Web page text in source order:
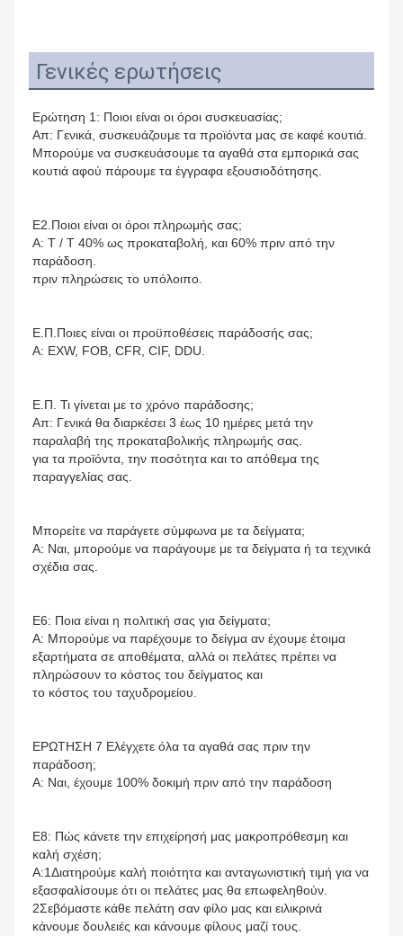
Γενικές ερωτήσεις
Ερώτηση 1: Ποιοι είναι οι όροι συσκευασίας;
Απ: Γενικά, συσκευάζουμε τα προϊόντα μας σε καφέ κουτιά.
Μπορούμε να συσκευάσουμε τα αγαθά στα εμπορικά σας
κουτιά αφού πάρουμε τα έγγραφα εξουσιοδότησης.
Ε2.Ποιοι είναι οι όροι πληρωμής σας;
Α: T / T 40% ως προκαταβολή, και 60% πριν από την
παράδοση.
πριν πληρώσεις το υπόλοιπο.
Ε.Π.Ποιες είναι οι προϋποθέσεις παράδοσής σας;
Α: EXW, FOB, CFR, CIF, DDU.
Ε.Π. Τι γίνεται με το χρόνο παράδοσης;
Απ: Γενικά θα διαρκέσει 3 έως 10 ημέρες μετά την
παραλαβή της προκαταβολικής πληρωμής σας.
για τα προϊόντα, την ποσότητα και το απόθεμα της
παραγγελίας σας.
Μπορείτε να παράγετε σύμφωνα με τα δείγματα;
Α: Ναι, μπορούμε να παράγουμε με τα δείγματα ή τα τεχνικά
σχέδια σας.
Ε6: Ποια είναι η πολιτική σας για δείγματα;
Α: Μπορούμε να παρέχουμε το δείγμα αν έχουμε έτοιμα
εξαρτήματα σε αποθέματα, αλλά οι πελάτες πρέπει να
πληρώσουν το κόστος του δείγματος και
το κόστος του ταχυδρομείου.
ΕΡΩΤΗΣΗ 7 Ελέγχετε όλα τα αγαθά σας πριν την
παράδοση;
Α: Ναι, έχουμε 100% δοκιμή πριν από την παράδοση
Ε8: Πώς κάνετε την επιχείρησή μας μακροπρόθεσμη και
καλή σχέση;
Α:1Διατηρούμε καλή ποιότητα και ανταγωνιστική τιμή για να
εξασφαλίσουμε ότι οι πελάτες μας θα επωφεληθούν.
2Σεβόμαστε κάθε πελάτη σαν φίλο μας και ειλικρινά
κάνουμε δουλειές και κάνουμε φίλους μαζί τους.